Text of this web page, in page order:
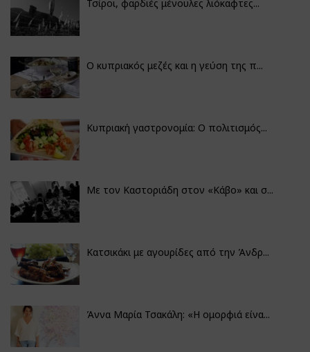
Τσίροι, φαρδιές μένουλες λιόκαφτες...
Ο κυπριακός μεζές και η γεύση της π...
Κυπριακή γαστρονομία: Ο πολιτισμός...
Με τον Καστοριάδη στον «Κάβο» και σ...
Κατσικάκι με αγουρίδες από την Άνδρ...
Άννα Μαρία Τσακάλη: «Η ομορφιά είνα...